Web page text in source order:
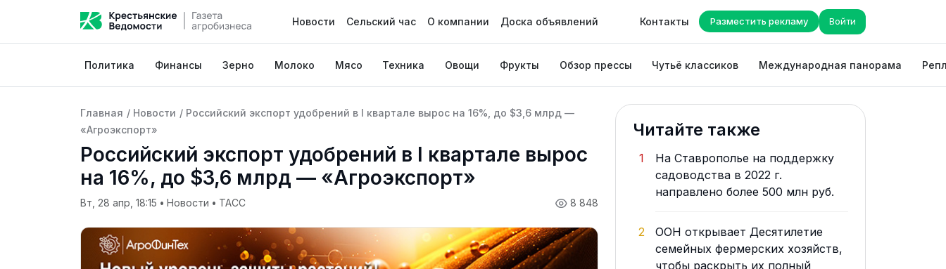
Новости Сельский час О компании Доска объявлений Контакты Разместить рекламу Войти
Политика Финансы Зерно Молоко Мясо Техника Овощи Фрукты Обзор прессы Чутьё классиков Международная панорама
Главная / Новости / Российский экспорт удобрений в I квартале вырос на 16%, до $3,6 млрд —
«Агроэкспорт»
Российский экспорт удобрений в I квартале вырос
на 16%, до $3,6 млрд — «Агроэкспорт»
8 848
Вт, 28 апр, 18:15 • Новости • ТАСС
Читайте также
1
На Ставрополье на поддержку
садоводства в 2022 г.
направлено более 500 млн руб.
2
ООН открывает Десятилетие
семейных фермерских хозяйств,
чтобы раскрыть их полный